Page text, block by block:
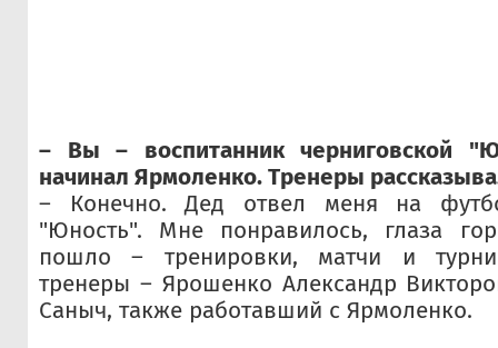
– Вы – воспитанник черниговской
начинал Ярмоленко. Тренеры
– Конечно. Дед отвел меня на
"Юность". Мне понравилось, глаза
пошло – тренировки, матчи и
тренеры – Ярошенко Александр
Саныч, также работавший с Ярмоленко.